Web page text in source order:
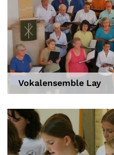
Vokalensemble Lay